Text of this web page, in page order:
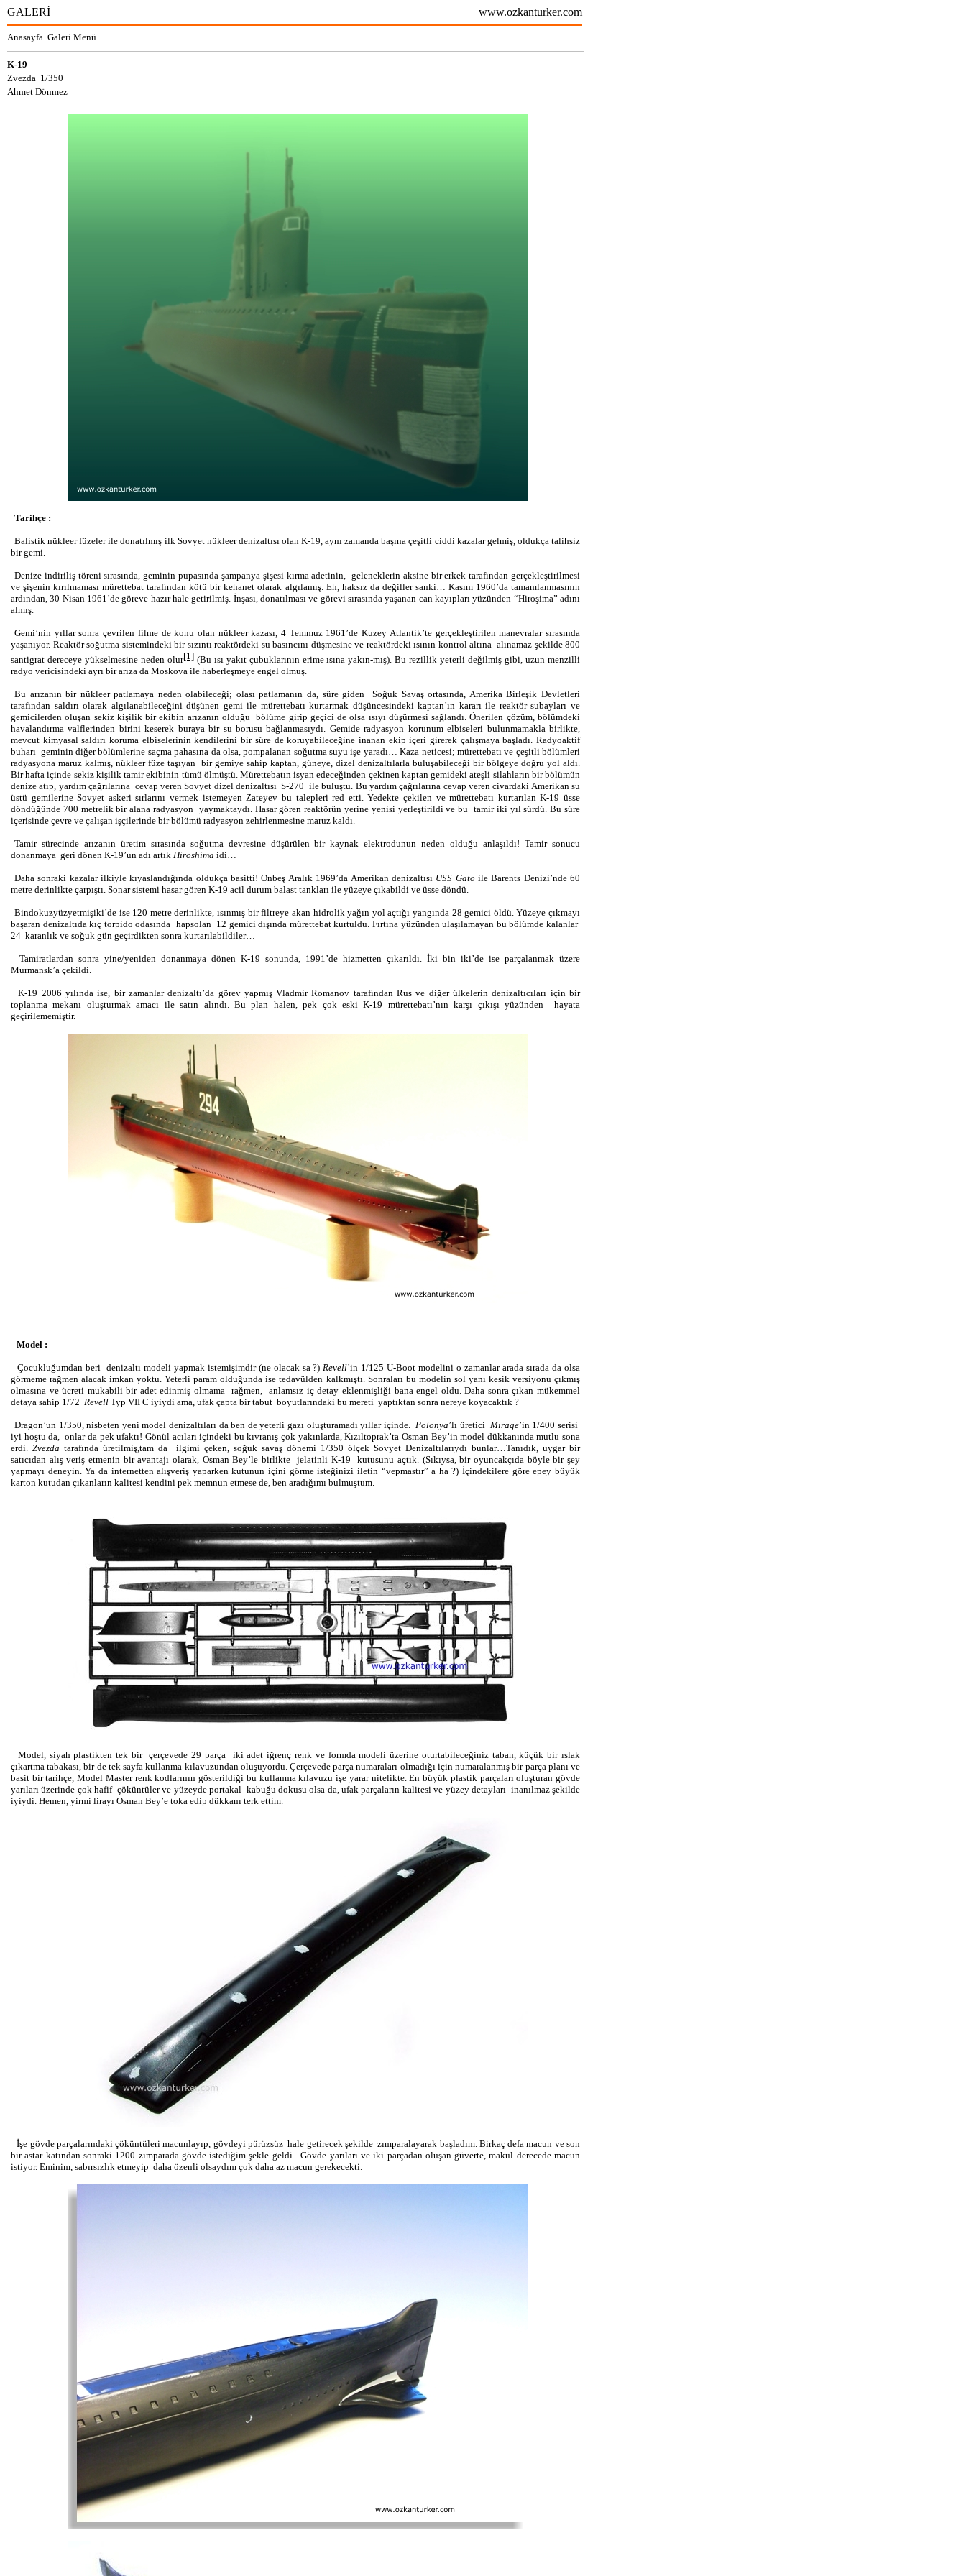
GALERİ www.ozkanturker.com
Anasayfa Galeri Menü
K-19
Zvezda 1/350
Ahmet Dönmez
Tarihçe :
Balistik nükleer füzeler ile donatılmış ilk Sovyet nükleer denizaltısı olan K-19, aynı zamanda başına çeşitli ciddi kazalar gelmiş, oldukça talihsiz
bir gemi.
Denize indiriliş töreni sırasında, geminin pupasında şampanya şişesi kırma adetinin, geleneklerin aksine bir erkek tarafından gerçekleştirilmesi
ve şişenin kırılmaması mürettebat tarafından kötü bir kehanet olarak algılamış. Eh, haksız da değiller sanki… Kasım 1960’da tamamlanmasının
ardından, 30 Nisan 1961’de göreve hazır hale getirilmiş. İnşası, donatılması ve görevi sırasında yaşanan can kayıpları yüzünden “Hiroşima” adını
almış.
Gemi’nin yıllar sonra çevrilen filme de konu olan nükleer kazası, 4 Temmuz 1961’de Kuzey Atlantik’te gerçekleştirilen manevralar sırasında
yaşanıyor. Reaktör soğutma sistemindeki bir sızıntı reaktördeki su basıncını düşmesine ve reaktördeki ısının kontrol altına alınamaz şekilde 800
santigrat dereceye yükselmesine neden olur[1](Bu ısı yakıt çubuklarının erime ısına yakın-mış). Bu rezillik yeterli değilmiş gibi, uzun menzilli
radyo vericisindeki ayrı bir arıza da Moskova ile haberleşmeye engel olmuş.
Bu arızanın bir nükleer patlamaya neden olabileceği; olası patlamanın da, süre giden Soğuk Savaş ortasında, Amerika Birleşik Devletleri
tarafından saldırı olarak algılanabileceğini düşünen gemi ile mürettebatı kurtarmak düşüncesindeki kaptan’ın kararı ile reaktör subayları ve
gemicilerden oluşan sekiz kişilik bir ekibin arızanın olduğu bölüme girip geçici de olsa ısıyı düşürmesi sağlandı. Önerilen çözüm, bölümdeki
havalandırma valflerinden birini keserek buraya bir su borusu bağlanmasıydı. Gemide radyasyon korunum elbiseleri bulunmamakla birlikte,
mevcut kimyasal saldırı koruma elbiselerinin kendilerini bir süre de koruyabileceğine inanan ekip içeri girerek çalışmaya başladı. Radyoaktif
buharı geminin diğer bölümlerine saçma pahasına da olsa, pompalanan soğutma suyu işe yaradı… Kaza neticesi; mürettebatı ve çeşitli bölümleri
radyasyona maruz kalmış, nükleer füze taşıyan bir gemiye sahip kaptan, güneye, dizel denizaltılarla buluşabileceği bir bölgeye doğru yol aldı.
Bir hafta içinde sekiz kişilik tamir ekibinin tümü ölmüştü. Mürettebatın isyan edeceğinden çekinen kaptan gemideki ateşli silahların bir bölümün
denize atıp, yardım çağrılarına cevap veren Sovyet dizel denizaltısı S-270 ile buluştu. Bu yardım çağrılarına cevap veren civardaki Amerikan su
üstü gemilerine Sovyet askeri sırlarını vermek istemeyen Zateyev bu talepleri red etti. Yedekte çekilen ve mürettebatı kurtarılan K-19 üsse
döndüğünde 700 metrelik bir alana radyasyon yaymaktaydı. Hasar gören reaktörün yerine yenisi yerleştirildi ve bu tamir iki yıl sürdü. Bu süre
içerisinde çevre ve çalışan işçilerinde bir bölümü radyasyon zehirlenmesine maruz kaldı.
Tamir sürecinde arızanın üretim sırasında soğutma devresine düşürülen bir kaynak elektrodunun neden olduğu anlaşıldı! Tamir sonucu
donanmaya geri dönen K-19’un adı artık Hiroshima idi…
Daha sonraki kazalar ilkiyle kıyaslandığında oldukça basitti! Onbeş Aralık 1969’da Amerikan denizaltısı USS Gato ile Barents Denizi’nde 60
metre derinlikte çarpıştı. Sonar sistemi hasar gören K-19 acil durum balast tankları ile yüzeye çıkabildi ve üsse döndü.
Bindokuzyüzyetmişiki’de ise 120 metre derinlikte, ısınmış bir filtreye akan hidrolik yağın yol açtığı yangında 28 gemici öldü. Yüzeye çıkmayı
başaran denizaltıda kıç torpido odasında hapsolan 12 gemici dışında mürettebat kurtuldu. Fırtına yüzünden ulaşılamayan bu bölümde kalanlar
24 karanlık ve soğuk gün geçirdikten sonra kurtarılabildiler…
Tamiratlardan sonra yine/yeniden donanmaya dönen K-19 sonunda, 1991’de hizmetten çıkarıldı. İki bin iki’de ise parçalanmak üzere
Murmansk’a çekildi.
K-19 2006 yılında ise, bir zamanlar denizaltı’da görev yapmış Vladmir Romanov tarafından Rus ve diğer ülkelerin denizaltıcıları için bir
toplanma mekanı oluşturmak amacı ile satın alındı. Bu plan halen, pek çok eski K-19 mürettebatı’nın karşı çıkışı yüzünden hayata
geçirilememiştir.
Model :
Çocukluğumdan beri denizaltı modeli yapmak istemişimdir (ne olacak sa ?)Revell’in 1/125 U-Boot modelini o zamanlar arada sırada da olsa
görmeme rağmen alacak imkan yoktu. Yeterli param olduğunda ise tedavülden kalkmıştı. Sonraları bu modelin sol yanı kesik versiyonu çıkmış
olmasına ve ücreti mukabili bir adet edinmiş olmama rağmen, anlamsız iç detay eklenmişliği bana engel oldu. Daha sonra çıkan mükemmel
detaya sahip 1/72 Revell Typ VII C iyiydi ama, ufak çapta bir tabut boyutlarındaki bu mereti yaptıktan sonra nereye koyacaktık ?
Dragon’un 1/350, nisbeten yeni model denizaltıları da ben de yeterli gazı oluşturamadı yıllar içinde. Polonya’lı üretici Mirage’in 1/400 serisi
iyi hoştu da, onlar da pek ufaktı! Gönül acıları içindeki bu kıvranış çok yakınlarda, Kızıltoprak’ta Osman Bey’in model dükkanında mutlu sona
erdi. Zvezda tarafında üretilmiş,tam da ilgimi çeken, soğuk savaş dönemi 1/350 ölçek Sovyet Denizaltılarıydı bunlar…Tanıdık, uygar bir
satıcıdan alış veriş etmenin bir avantajı olarak, Osman Bey’le birlikte jelatinli K-19 kutusunu açtık. (Sıkıysa, bir oyuncakçıda böyle bir şey
yapmayı deneyin. Ya da internetten alışveriş yaparken kutunun içini görme isteğinizi iletin “vepmastır” a ha ?) İçindekilere göre epey büyük
karton kutudan çıkanların kalitesi kendini pek memnun etmese de, ben aradığımı bulmuştum.
Model, siyah plastikten tek bir çerçevede 29 parça iki adet iğrenç renk ve formda modeli üzerine oturtabileceğiniz taban, küçük bir ıslak
çıkartma tabakası, bir de tek sayfa kullanma kılavuzundan oluşuyordu. Çerçevede parça numaraları olmadığı için numaralanmış bir parça planı ve
basit bir tarihçe, Model Master renk kodlarının gösterildiği bu kullanma kılavuzu işe yarar nitelikte. En büyük plastik parçaları oluşturan gövde
yarıları üzerinde çok hafif çöküntüler ve yüzeyde portakal kabuğu dokusu olsa da, ufak parçaların kalitesi ve yüzey detayları inanılmaz şekilde
iyiydi. Hemen, yirmi lirayı Osman Bey’e toka edip dükkanı terk ettim.
İşe gövde parçalarındaki çöküntüleri macunlayıp, gövdeyi pürüzsüz hale getirecek şekilde zımparalayarak başladım. Birkaç defa macun ve son
bir astar katından sonraki 1200 zımparada gövde istediğim şekle geldi. Gövde yarıları ve iki parçadan oluşan güverte, makul derecede macun
istiyor. Eminim, sabırsızlık etmeyip daha özenli olsaydım çok daha az macun gerekecekti.